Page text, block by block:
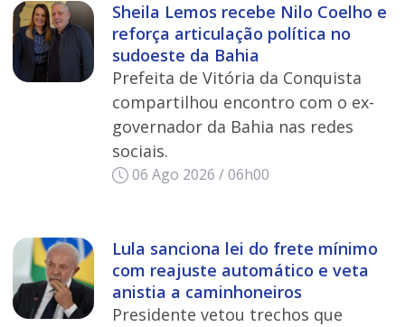
Sheila Lemos recebe Nilo Coelho e
reforça articulação política no
sudoeste da Bahia
Prefeita de Vitória da Conquista
compartilhou encontro com o ex-
governador da Bahia nas redes
sociais.
06 Ago 2026 / 06h00
Lula sanciona lei do frete mínimo
com reajuste automático e veta
anistia a caminhoneiros
Presidente vetou trechos que